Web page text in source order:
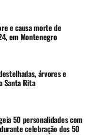
e causa morte de
em Montenegro
árvores e
Santa Rita
50 personalidades com
celebração dos 50